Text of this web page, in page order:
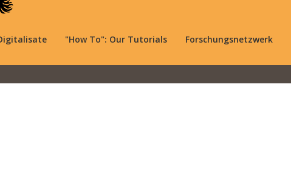
"How To": Our Tutorials Forschungsnetzwerk